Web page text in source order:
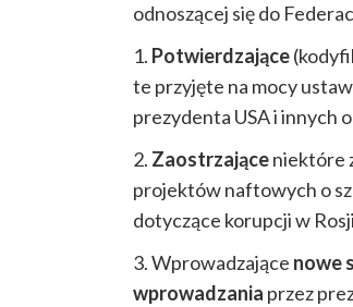
odnoszącej się do
1. Potwierdzające
te przyjęte na mocy
prezydenta USA i innych
2. Zaostrzająceniektóre
projektów naftowych o
dotyczące korupcji w
3. Wprowadzające nowe
wprowadzania przez